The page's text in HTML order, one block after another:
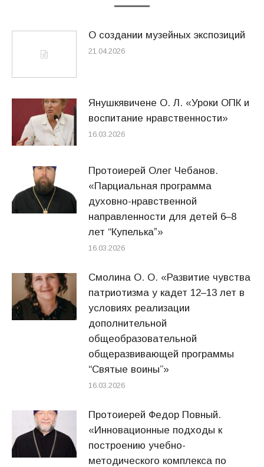
О создании музейных экспозиций
21.04.2026
Янушкявичене О. Л. «Уроки ОПК и
воспитание нравственности»
16.03.2026
Протоиерей Олег Чебанов.
«Парциальная программа
духовно-нравственной
направленности для детей 6–8
лет “Купелькаˮ»
16.03.2026
Смолина О. О. «Развитие чувства
патриотизма у кадет 12–13 лет в
условиях реализации
дополнительной
общеобразовательной
общеразвивающей программы
“Святые воины”»
16.03.2026
Протоиерей Федор Повный.
«Инновационные подходы к
построению учебно-
методического комплекса по